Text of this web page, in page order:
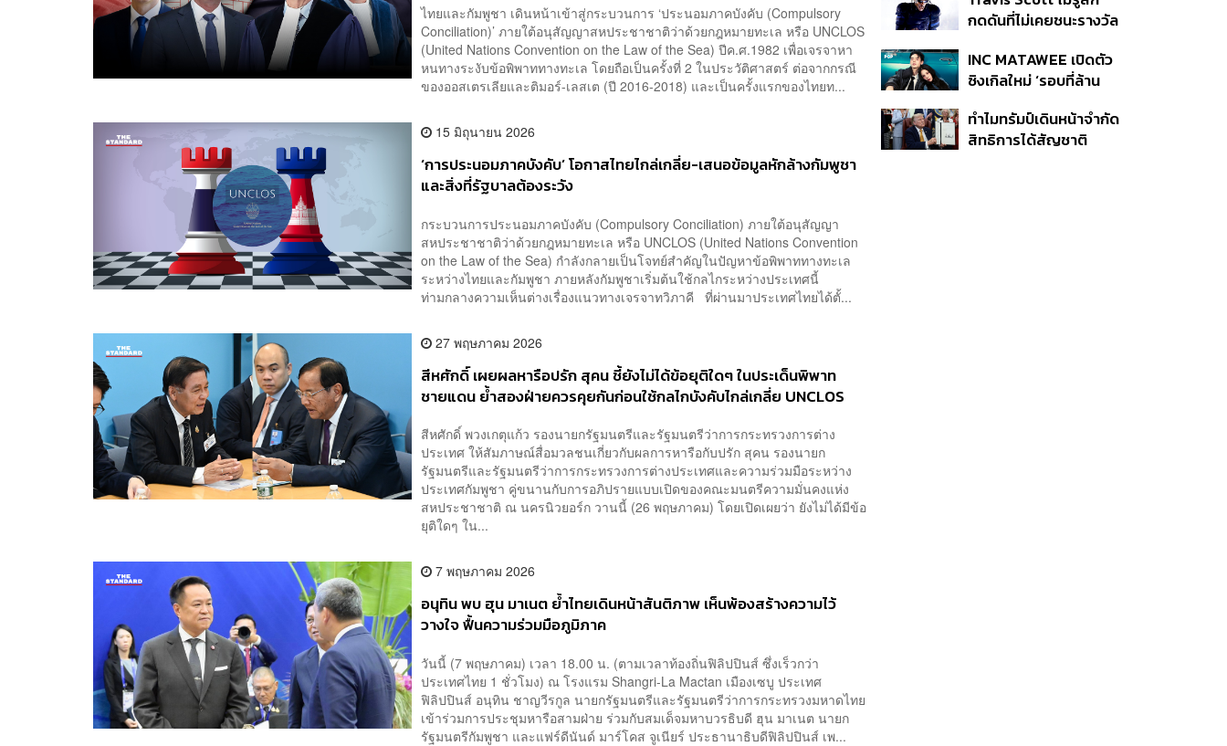
ไทยและกัมพูชา เดินหน้าเข้าสู่กระบวนการ ‘ประนอมภาคบังคับ (Compulsory
Conciliation)’ ภายใต้อนุสัญญาสหประชาชาติว่าด้วยกฎหมายทะเล หรือ UNCLOS
(United Nations Convention on the Law of the Sea) ปีค.ศ.1982 เพื่อเจรจาหา
หนทางระงับข้อพิพาททางทะเล โดยถือเป็นครั้งที่ 2 ในประวัติศาสตร์ ต่อจากกรณี
ของออสเตรเลียและติมอร์-เลสเต (ปี 2016-2018) และเป็นครั้งแรกของไทยท...
15 มิถุนายน 2026
‘การประนอมภาคบังคับ’ โอกาสไทยไกล่เกลี่ย-เสนอข้อมูลหักล้างกัมพูชา
และสิ่งที่รัฐบาลต้องระวัง
กระบวนการประนอมภาคบังคับ (Compulsory Conciliation) ภายใต้อนุสัญญา
สหประชาชาติว่าด้วยกฎหมายทะเล หรือ UNCLOS (United Nations Convention
on the Law of the Sea) กำลังกลายเป็นโจทย์สำคัญในปัญหาข้อพิพาททางทะเล
ระหว่างไทยและกัมพูชา ภายหลังกัมพูชาเริ่มต้นใช้กลไกระหว่างประเทศนี้
ท่ามกลางความเห็นต่างเรื่องแนวทางเจรจาทวิภาคี ที่ผ่านมาประเทศไทยได้ตั้...
27 พฤษภาคม 2026
สีหศักดิ์ เผยผลหารือปรัก สุคน ชี้ยังไม่ได้ข้อยุติใดๆ ในประเด็นพิพาท
ชายแดน ย้ำสองฝ่ายควรคุยกันก่อนใช้กลไกบังคับไกล่เกลี่ย UNCLOS
สีหศักดิ์ พวงเกตุแก้ว รองนายกรัฐมนตรีและรัฐมนตรีว่าการกระทรวงการต่าง
ประเทศ ให้สัมภาษณ์สื่อมวลชนเกี่ยวกับผลการหารือกับปรัก สุคน รองนายก
รัฐมนตรีและรัฐมนตรีว่าการกระทรวงการต่างประเทศและความร่วมมือระหว่าง
ประเทศกัมพูชา คู่ขนานกับการอภิปรายแบบเปิดของคณะมนตรีความมั่นคงแห่ง
สหประชาชาติ ณ นครนิวยอร์ก วานนี้ (26 พฤษภาคม) โดยเปิดเผยว่า ยังไม่ได้มีข้อ
ยุติใดๆ ใน...
7 พฤษภาคม 2026
อนุทิน พบ ฮุน มาเนต ย้ำไทยเดินหน้าสันติภาพ เห็นพ้องสร้างความไว้
วางใจ ฟื้นความร่วมมือภูมิภาค
วันนี้ (7 พฤษภาคม) เวลา 18.00 น. (ตามเวลาท้องถิ่นฟิลิปปินส์ ซึ่งเร็วกว่า
ประเทศไทย 1 ชั่วโมง) ณ โรงแรม Shangri-La Mactan เมืองเซบู ประเทศ
ฟิลิปปินส์ อนุทิน ชาญวีรกูล นายกรัฐมนตรีและรัฐมนตรีว่าการกระทรวงมหาดไทย
เข้าร่วมการประชุมหารือสามฝ่าย ร่วมกับสมเด็จมหาบวรธิบดี ฮุน มาเนต นายก
รัฐมนตรีกัมพูชา และแฟร์ดีนันด์ มาร์โคส จูเนียร์ ประธานาธิบดีฟิลิปปินส์ เพ...
ผิดกฎหมาย
กดดันที่ไม่เคยชนะรางวัล
แล้ว 10 ครั้ง
INC MATAWEE เปิดตัว
ซิงเกิลใหม่ ‘รอบที่ล้าน
มาแสดงในมิวสิกวิดีโอ
ทำไมทรัมป์เดินหน้าจำกัด
สิทธิการได้สัญชาติ